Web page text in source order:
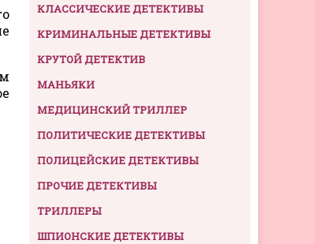
КЛАССИЧЕСКИЕ ДЕТЕКТИВЫ
КРИМИНАЛЬНЫЕ ДЕТЕКТИВЫ
КРУТОЙ ДЕТЕКТИВ
МАНЬЯКИ
МЕДИЦИНСКИЙ ТРИЛЛЕР
ПОЛИТИЧЕСКИЕ ДЕТЕКТИВЫ
ПОЛИЦЕЙСКИЕ ДЕТЕКТИВЫ
ПРОЧИЕ ДЕТЕКТИВЫ
ТРИЛЛЕРЫ
ШПИОНСКИЕ ДЕТЕКТИВЫ